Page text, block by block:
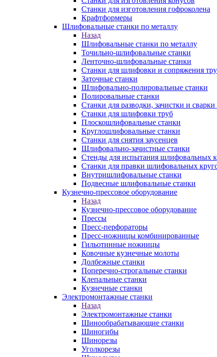
Станки для изготовления гофроколена
Крафтформеры
Шлифовальные станки по металлу
Назад
Шлифовальные станки по металлу
Точильно-шлифовальные станки
Ленточно-шлифовальные станки
Станки для шлифовки и сопряжения
Заточные станки
Шлифовально-полировальные станки
Полировальные станки
Станки для разводки, зачистки и сварки
Станки для шлифовки труб
Плоскошлифовальные станки
Круглошлифовальные станки
Станки для снятия заусенцев
Шлифовально-зачистные станки
Стенды для испытания шлифовальных
Станки для правки шлифовальных
Внутришлифовальные станки
Подвесные шлифовальные станки
Кузнечно-прессовое оборудование
Назад
Кузнечно-прессовое оборудование
Прессы
Пресс-перфораторы
Пресс-ножницы комбинированные
Гильотинные ножницы
Ковочные кузнечные молоты
Долбежные станки
Поперечно-строгальные станки
Клепальные станки
Кузнечные станки
Электромонтажные станки
Назад
Электромонтажные станки
Шинообрабатывающие станки
Шиногибы
Шинорезы
Уголкорезы